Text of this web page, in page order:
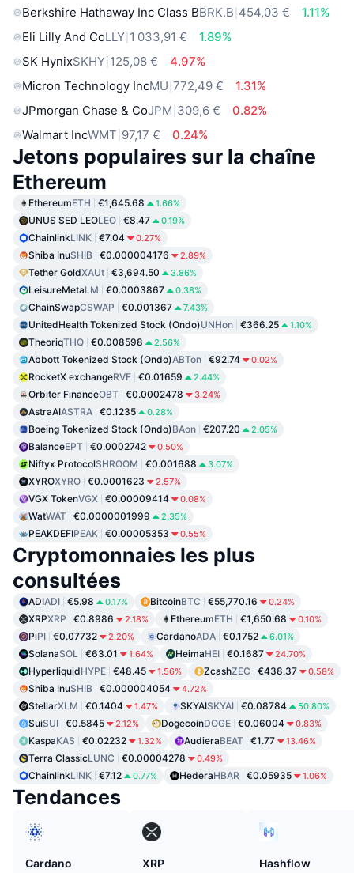
Berkshire Hathaway Inc Class BBRK.B 454,03 €
1.11%
Eli Lilly And CoLLY 1 033,91 €
1.89%
SK HynixSKHY 125,08 €
4.97%
Micron Technology IncMU 772,49 €
1.31%
JPmorgan Chase & CoJPM 309,6 €
0.82%
Walmart IncWMT 97,17 € 0.24%
Jetons populaires sur la chaîne
Ethereum
EthereumETH €1,645.68 1.66%
UNUS SED LEOLEO €8.47 0.19%
ChainlinkLINK €7.04 0.27%
Shiba InuSHIB €0.000004176 2.89%
Tether GoldXAUt €3,694.50 3.86%
LeisureMetaLM €0.0003867 0.38%
ChainSwapCSWAP €0.001367 7.43%
UnitedHealth Tokenized Stock (Ondo)UNHon €366.25 1.10%
TheoriqTHQ €0.008598 2.56%
Abbott Tokenized Stock (Ondo)ABTon €92.74 0.02%
RocketX exchangeRVF €0.01659 2.44%
Orbiter FinanceOBT €0.0002478 3.24%
AstraAIASTRA €0.1235 0.28%
Boeing Tokenized Stock (Ondo)BAon €207.20 2.05%
BalanceEPT €0.0002742 0.50%
Niftyx ProtocolSHROOM €0.001688 3.07%
XYROXYRO €0.0001623 2.57%
VGX TokenVGX €0.00009414 0.08%
WatWAT €0.0000001999 2.35%
PEAKDEFIPEAK €0.00005353 0.55%
Cryptomonnaies les plus
consultées
ADIADI €5.98 0.17% BitcoinBTC €55,770.16 0.24%
XRPXRP €0.8986 2.18% EthereumETH €1,650.68 0.10%
PiPI €0.07732 2.20% CardanoADA €0.1752 6.01%
SolanaSOL €63.01 1.64% HeimaHEI €0.1687 24.70%
HyperliquidHYPE €48.45 1.56% ZcashZEC €438.37 0.58%
Shiba InuSHIB €0.000004054 4.72%
StellarXLM €0.1404 1.47% SKYAISKYAI €0.08784 50.80%
SuiSUI €0.5845 2.12% DogecoinDOGE €0.06004 0.83%
KaspaKAS €0.02232 1.32% AudieraBEAT €1.77 13.46%
Terra ClassicLUNC €0.00004278 0.49%
ChainlinkLINK €7.12 0.77% HederaHBAR €0.05935 1.06%
Tendances
Cardano
XRP
Hashflow